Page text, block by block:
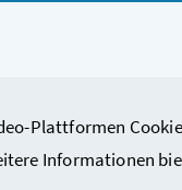
Plattformen
Informationen